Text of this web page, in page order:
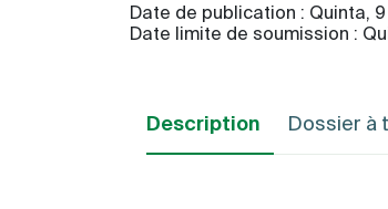
Date de publication : Quinta,
Date limite de soumission :
Description Dossier à